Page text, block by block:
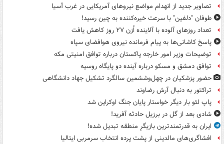
تصاویر جدید از انهدام مواضع نیروهای آمریکایی در غرب آسیا
طوفان "دلفین" با سرعت خیره‌کننده به چین رسید!
تعداد روزهای آلوده با آلاینده اُزن ۲۷ روز کاهش یافت
پاسخ کاشانی‌ها به پیام فرمانده نیروی هوافضای سپاه
توضیحات وزیر امور خارجه پاکستان درباره توافق امنیتی مکه
توافق دمشق و مسکو درباره آینده دو پایگاه روسیه
حضور پزشکیان در چهل‌وششمین سالگرد تشکیل جهاد دانشگاهی
تراکتور به دنبال آرش رضاوند
پاپ لئو بار دیگر خواستار پایان جنگ اوکراین شد
شادی بعد از گل در برزیل حادثه آفرید!
ایران به قدرتمندترین بازیگرِ منطقه تبدیل شده!
افشاگری‌های مالدینی از پشت پرده انتخاب سرمربی ایتالیا